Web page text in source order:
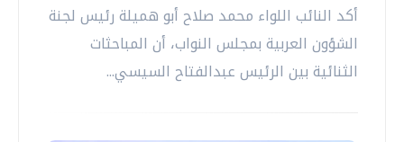
أكد النائب اللواء محمد صلاح أبو هميلة رئيس لجنة
الشؤون العربية بمجلس النواب، أن المباحثات
الثنائية بين الرئيس عبدالفتاح السيسي...